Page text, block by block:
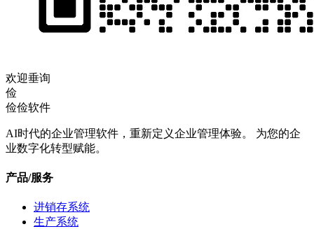
欢迎垂询
俭
俭俭软件
AI时代的企业管理软件，重新定义企业管理体验。 为您的企
业数字化转型赋能。
产品/服务
进销存系统
生产系统